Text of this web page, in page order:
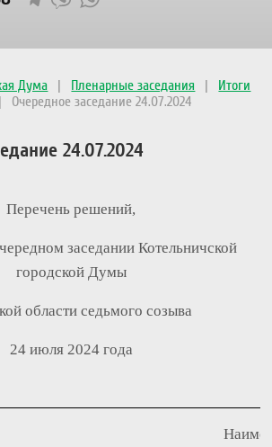
Дума | Пленарные заседания |
Итоги
| Очередное заседание 24.07.2024
24.07.2024
Перечень решений,
заседании Котельничской
городской Думы
области седьмого созыва
24 июля 2024 года